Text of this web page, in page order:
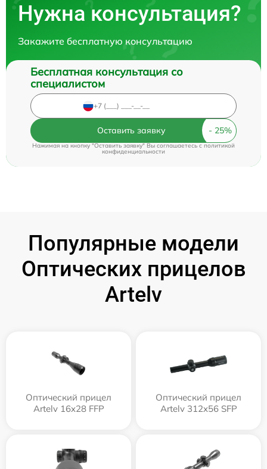
Нужна консультация?
Закажите бесплатную консультацию
Бесплатная консультация со
специалистом
Оставить заявку
Нажимая на кнопку "Оставить заявку" Вы соглашаетесь cполитикой
конфиденциальности
Популярные модели
Оптических прицелов
Artelv
Оптический прицел
Artelv 16x28 FFP
Оптический прицел
Artelv 312x56 SFP